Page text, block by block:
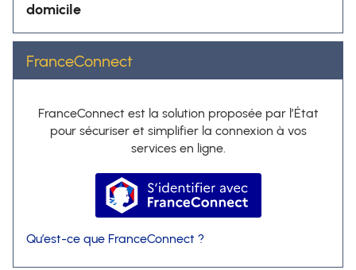
domicile
FranceConnect
FranceConnect est la solution proposée par l’État
pour sécuriser et simplifier la connexion à vos
services en ligne.
S’identifier avec
Qu’est-ce que FranceConnect ?